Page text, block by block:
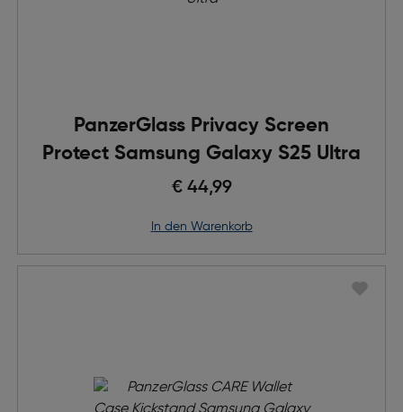
PanzerGlass Privacy Screen
Protect Samsung Galaxy S25 Ultra
€ 44,99
in den Warenkorb